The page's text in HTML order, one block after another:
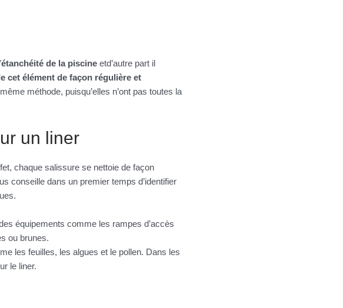
étanchéité de la piscine etd’autre part il
cet élément de façon régulière et
méthode, puisqu’elles n’ont pas toutes la
un liner
chaque salissure se nettoie de façon
conseille dans un premier temps d’identifier
équipements comme les rampes d’accès
ou brunes.
les feuilles, les algues et le pollen. Dans les
le liner.